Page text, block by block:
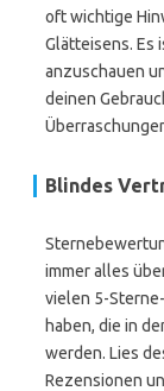
oft wichtige
Glätteisens. Es
anzuschauen
deinen
Blindes
immer alles
vielen 5-
haben, die in
werden. Lies
Rezensionen